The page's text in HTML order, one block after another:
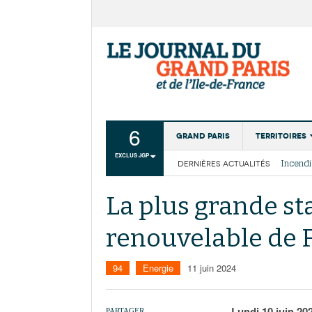
6
EXCLUS JGP
Grand Paris Territoires
Institutions
Services
DERNIÈRES ACTUALITÉS
La
La plus grande
renouvelable de
94 Energie 11 juin 2024